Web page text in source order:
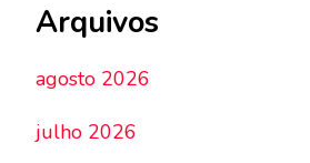
Arquivos
agosto 2026
julho 2026